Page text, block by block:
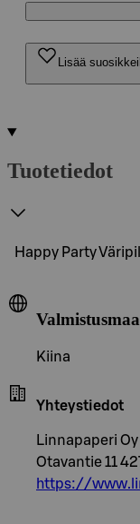
Lisää
Tuotetiedot
Happy Party
Valmistusmaa
Kiina
Yhteystiedot
Linnapaperi Oy
Otavantie 11
https://